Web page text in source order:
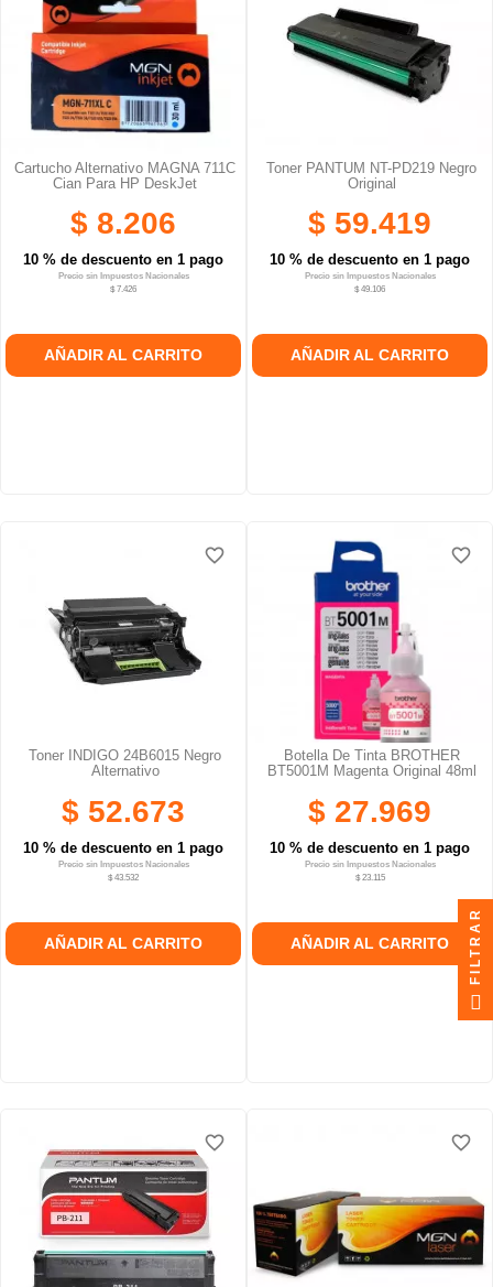
Cartucho Alternativo MAGNA 711C
Cian Para HP DeskJet
$ 8.206
10 % de descuento en 1 pago
Precio sin Impuestos Nacionales
$ 7.426
AÑADIR AL CARRITO
Toner PANTUM NT-PD219 Negro
Original
$ 59.419
10 % de descuento en 1 pago
Precio sin Impuestos Nacionales
$ 49.106
AÑADIR AL CARRITO
Toner INDIGO 24B6015 Negro
Alternativo
$ 52.673
10 % de descuento en 1 pago
Precio sin Impuestos Nacionales
$ 43.532
AÑADIR AL CARRITO
favorite_border
favorite_border
favorite_border
Botella De Tinta BROTHER
BT5001M Magenta Original 48ml
$ 27.969
10 % de descuento en 1 pago
Precio sin Impuestos Nacionales
$ 23.115
AÑADIR AL CARRITO
favorite_border
favorite_border
favorite_border
favorite_border
favorite_border
favorite_border favorite_border
favorite_border
favorite_border
FILTRAR